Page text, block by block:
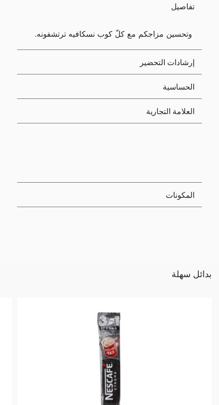
تفاصيل
وتحسين مزاجكم مع كلّ كوب نسكافيه ترتشفونه.
إرشادات التحضير
الحساسية
العلامة التجارية
المكونات
بدائل سهلة